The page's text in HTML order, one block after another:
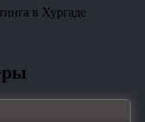
в Хургаде